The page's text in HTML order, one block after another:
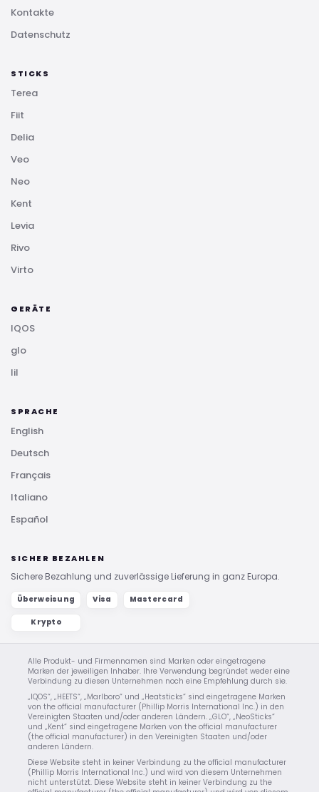
Kontakte
Datenschutz
STICKS
Terea
Fiit
Delia
Veo
Neo
Kent
Levia
Rivo
Virto
GERÄTE
IQOS
glo
lil
SPRACHE
English
Deutsch
Français
Italiano
Español
SICHER BEZAHLEN
Sichere Bezahlung und zuverlässige Lieferung in ganz Europa.
Überweisung Visa Mastercard
Krypto
Alle Produkt- und Firmennamen sind Marken oder eingetragene
Marken der jeweiligen Inhaber. Ihre Verwendung begründet weder eine
Verbindung zu diesen Unternehmen noch eine Empfehlung durch sie.
„IQOS“, „HEETS“, „Marlboro“ und „Heatsticks“ sind eingetragene Marken
von the official manufacturer (Phillip Morris International Inc.) in den
Vereinigten Staaten und/oder anderen Ländern. „GLO“, „NeoSticks“
und „Kent“ sind eingetragene Marken von the official manufacturer
(the official manufacturer) in den Vereinigten Staaten und/oder
anderen Ländern.
Diese Website steht in keiner Verbindung zu the official manufacturer
(Phillip Morris International Inc.) und wird von diesem Unternehmen
nicht unterstützt. Diese Website steht in keiner Verbindung zu the